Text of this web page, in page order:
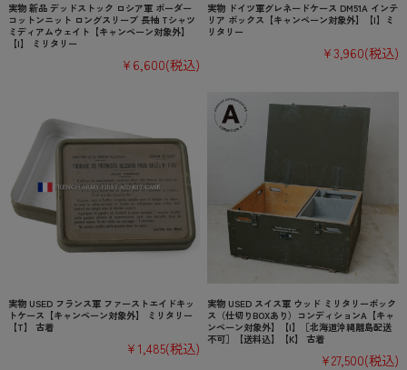
実物 新品 デッドストック ロシア軍 ボーダー
コットンニット ロングスリーブ 長袖 Tシャツ
ミディアムウェイト【キャンペーン対象外】
【I】 ミリタリー
¥6,600(税込)
実物 ドイツ軍グレネードケース DM51A インテ
リア ボックス【キャンペーン対象外】【I】ミ
リタリー
¥3,960(税込)
実物 USED フランス軍 ファーストエイドキッ
トケース【キャンペーン対象外】 ミリタリー
【T】 古着
¥1,485(税込)
実物 USED スイス軍 ウッド ミリタリーボック
ス（仕切りBOXあり）コンディションA【キャ
ンペーン対象外】【I】［北海道沖縄離島配送
不可］【送料込】【K】 古着
¥27,500(税込)